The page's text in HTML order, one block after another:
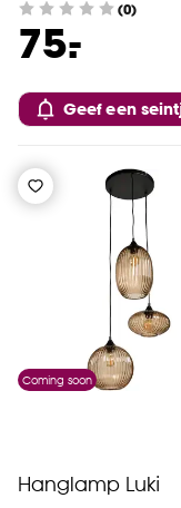
(0)
75.
-
Geef een
Coming soon
Hanglamp Luki